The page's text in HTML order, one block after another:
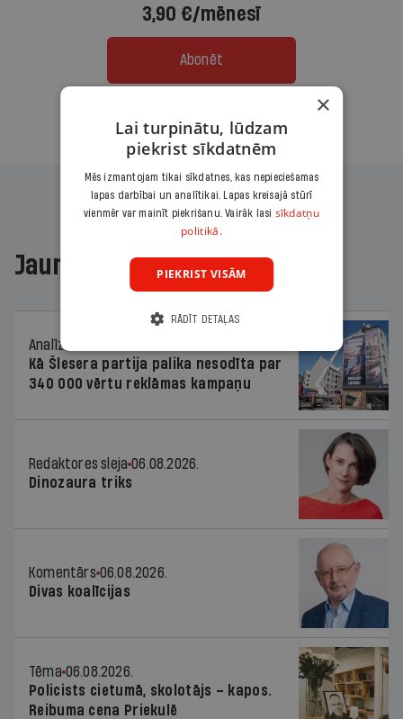
3,90 €/mēnesī
Abonēt
Jaunākajā žurnālā
Analīze
Kā Šlesera partija palika nesodīta par
340 000 vērtu reklāmas kampaņu
Redaktores sleja 06.08.2026.
Dinozaura triks
Komentārs 06.08.2026.
Divas koalīcijas
Tēma 06.08.2026.
Policists cietumā, skolotājs – kapos.
Reibuma cena Priekulē
×
Lai turpinātu, lūdzam
piekrist sīkdatnēm
Mēs izmantojam tikai sīkdatnes, kas nepieciešamas
lapas darbībai un analītikai. Lapas kreisajā stūrī
vienmēr var mainīt piekrišanu. Vairāk lasi sīkdatņu
politikā.
PIEKRIST VISĀM
RĀDĪT DETAĻAS